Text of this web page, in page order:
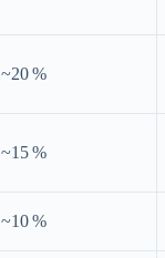
~20 %
~15 %
~10 %